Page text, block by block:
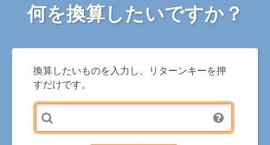
何を換算したいですか？
換算したいものを入力し、リターンキーを押
すだけです。